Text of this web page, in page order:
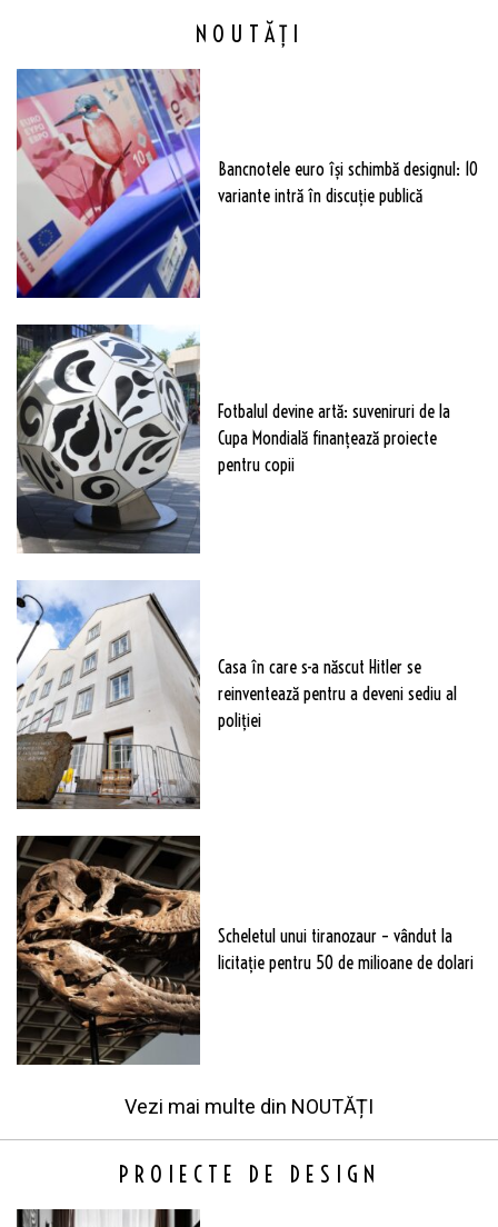
NOUTĂȚI
Bancnotele euro își schimbă designul: 10
variante intră în discuție publică
Fotbalul devine artă: suveniruri de la
Cupa Mondială finanțează proiecte
pentru copii
Casa în care s-a născut Hitler se
reinventează pentru a deveni sediu al
poliției
Scheletul unui tiranozaur – vândut la
licitație pentru 50 de milioane de dolari
Vezi mai multe din NOUTĂȚI
PROIECTE DE DESIGN